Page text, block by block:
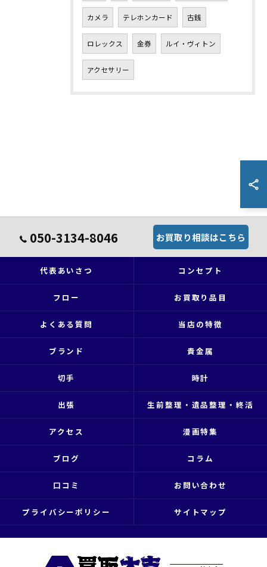
カメラ テレホンカード 古銭
ロレックス 金券 ルイ・ヴィトン
アクセサリー
050-3134-8046 お買取り相談はこちら
代表あいさつ コンセプト
フロー お買取り品目
よくある質問 当店の特徴
ブランド 貴金属
切手 時計
出張 生前整理・遺品整理・終活
アクセス 漫画特集
ブログ コラム
口コミ お問い合わせ
プライバシーポリシー サイトマップ